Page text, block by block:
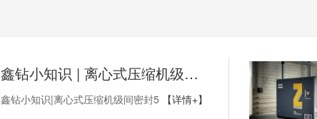
鑫钻小知识 | 离心式压缩机级间密封5
鑫钻小知识|离心式压缩机级间密封5 【详情+】